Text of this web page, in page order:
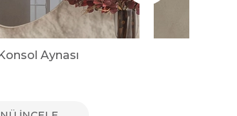
Aynası